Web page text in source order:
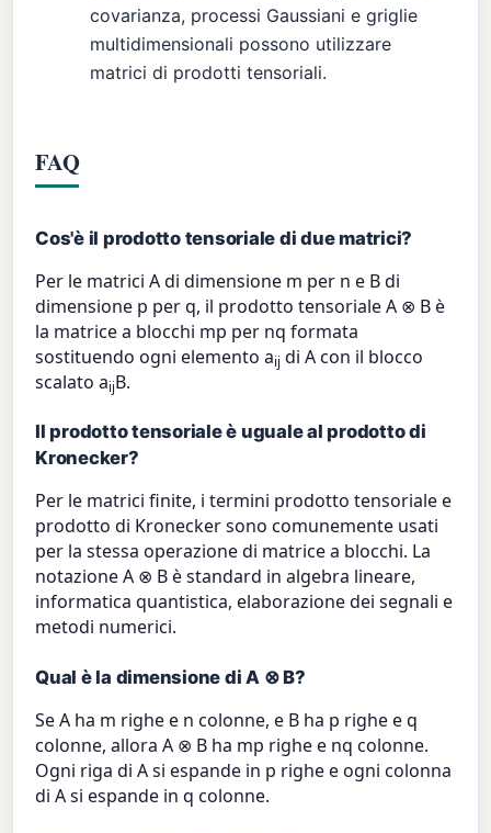
covarianza, processi Gaussiani e griglie
multidimensionali possono utilizzare
matrici di prodotti tensoriali.
FAQ
Cos'è il prodotto tensoriale di due matrici?
Per le matrici A di dimensione m per n e B di
dimensione p per q, il prodotto tensoriale A ⊗ B è
la matrice a blocchi mp per nq formata
sostituendo ogni elemento aij di A con il blocco
scalato aijB.
Il prodotto tensoriale è uguale al prodotto di
Kronecker?
Per le matrici finite, i termini prodotto tensoriale e
prodotto di Kronecker sono comunemente usati
per la stessa operazione di matrice a blocchi. La
notazione A ⊗ B è standard in algebra lineare,
informatica quantistica, elaborazione dei segnali e
metodi numerici.
Qual è la dimensione di A ⊗ B?
Se A ha m righe e n colonne, e B ha p righe e q
colonne, allora A ⊗ B ha mp righe e nq colonne.
Ogni riga di A si espande in p righe e ogni colonna
di A si espande in q colonne.